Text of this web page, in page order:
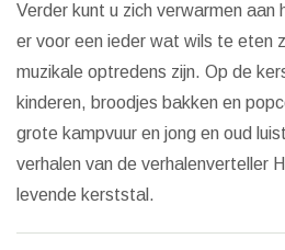
Verder kunt u zich verwarmen aan
er voor een ieder wat wils te eten
muzikale optredens zijn. Op de
kinderen, broodjes bakken en
grote kampvuur en jong en oud
verhalen van de verhalenverteller
levende kerststal.